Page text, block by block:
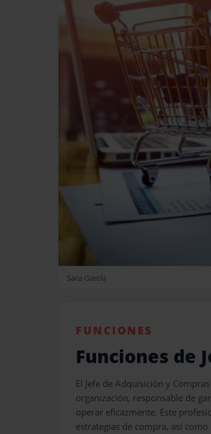
Sara García
FUNCIONES
Funciones de
El Jefe de Adquisición y
organización, responsable de
operar eficazmente. Este
estrategias de compra, así